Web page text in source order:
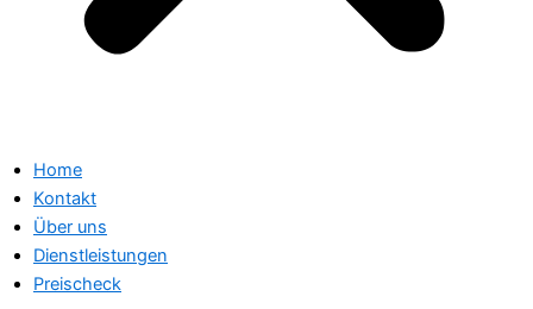
Home
Kontakt
Über uns
Dienstleistungen
Preischeck